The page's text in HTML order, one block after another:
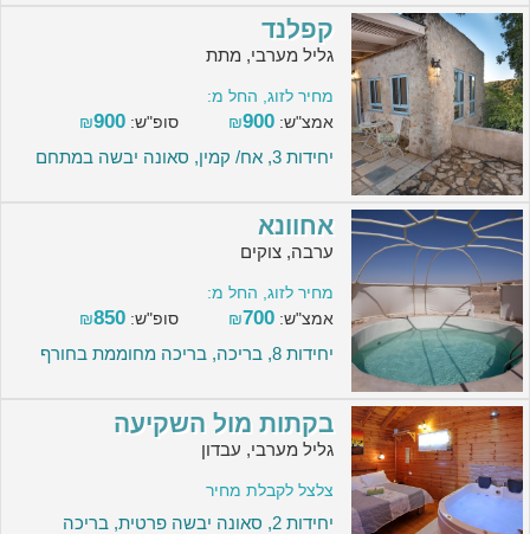
קפלנד
גליל מערבי, מתת
מחיר לזוג, החל מ:
אמצ"ש:
₪900 סופ"ש: ₪900
יחידות 3, אח/ קמין, סאונה יבשה במתחם
אחוונא
ערבה, צוקים
מחיר לזוג, החל מ:
אמצ"ש:
₪700 סופ"ש: ₪850
יחידות 8, בריכה, בריכה מחוממת בחורף
בקתות מול השקיעה
גליל מערבי, עבדון
צלצל לקבלת מחיר
יחידות 2, סאונה יבשה פרטית, בריכה